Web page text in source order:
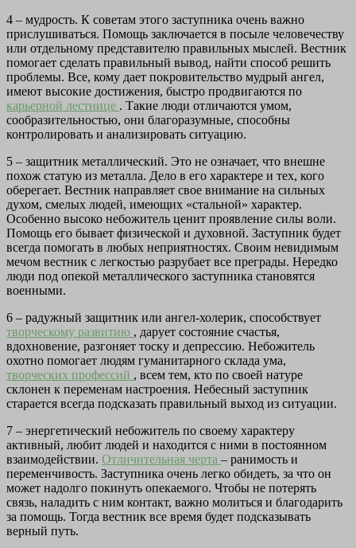
4 – мудрость. К советам этого заступника очень важно
прислушиваться. Помощь заключается в посыле человечеству
или отдельному представителю правильных мыслей. Вестник
помогает сделать правильный вывод, найти способ решить
проблемы. Все, кому дает покровительство мудрый ангел,
имеют высокие достижения, быстро продвигаются по
карьерной лестнице . Такие люди отличаются умом,
сообразительностью, они благоразумные, способны
контролировать и анализировать ситуацию.
5 – защитник металлический. Это не означает, что внешне
похож статую из металла. Дело в его характере и тех, кого
оберегает. Вестник направляет свое внимание на сильных
духом, смелых людей, имеющих «стальной» характер.
Особенно высоко небожитель ценит проявление силы воли.
Помощь его бывает физической и духовной. Заступник будет
всегда помогать в любых неприятностях. Своим невидимым
мечом вестник с легкостью разрубает все преграды. Нередко
люди под опекой металлического заступника становятся
военными.
6 – радужный защитник или ангел-холерик, способствует
творческому развитию , дарует состояние счастья,
вдохновение, разгоняет тоску и депрессию. Небожитель
охотно помогает людям гуманитарного склада ума,
творческих профессий , всем тем, кто по своей натуре
склонен к переменам настроения. Небесный заступник
старается всегда подсказать правильный выход из ситуации.
7 – энергетический небожитель по своему характеру
активный, любит людей и находится с ними в постоянном
взаимодействии. Отличительная черта – ранимость и
переменчивость. Заступника очень легко обидеть, за что он
может надолго покинуть опекаемого. Чтобы не потерять
связь, наладить с ним контакт, важно молиться и благодарить
за помощь. Тогда вестник все время будет подсказывать
верный путь.